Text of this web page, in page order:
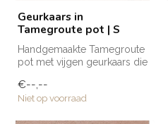
Geurkaars in
Tamegroute pot | S
Handgemaakte Tamegroute
pot met vijgen geurkaars die
€--,--
Niet op voorraad